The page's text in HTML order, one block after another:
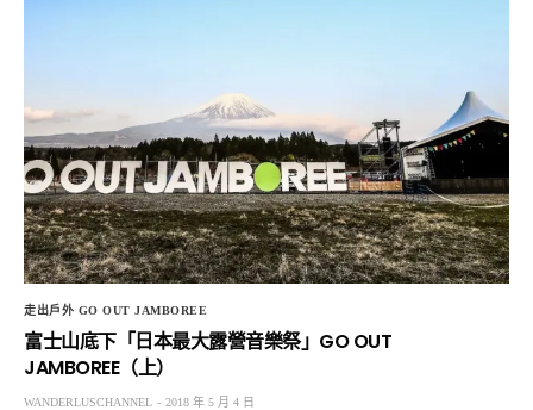
走出戶外 GO OUT JAMBOREE
富士山底下「日本最大露營音樂祭」GO OUT
JAMBOREE（上）
WANDERLUSCHANNEL 2018 年 5 月 4 日